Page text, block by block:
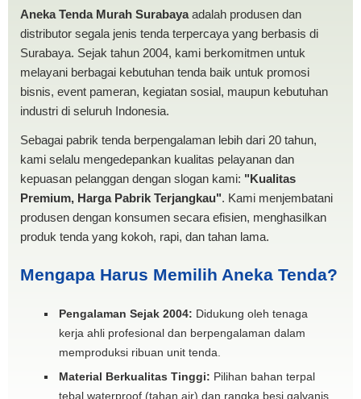
Aneka Tenda Murah Surabayaadalah produsen dan
distributor segala jenis tenda terpercaya yang berbasis di
Surabaya. Sejak tahun 2004, kami berkomitmen untuk
melayani berbagai kebutuhan tenda baik untuk promosi
bisnis, event pameran, kegiatan sosial, maupun kebutuhan
industri di seluruh Indonesia.
Sebagai pabrik tenda berpengalaman lebih dari 20 tahun,
kami selalu mengedepankan kualitas pelayanan dan
kepuasan pelanggan dengan slogan kami: "Kualitas
Premium, Harga Pabrik Terjangkau". Kami menjembatani
produsen dengan konsumen secara efisien, menghasilkan
produk tenda yang kokoh, rapi, dan tahan lama.
Mengapa Harus Memilih Aneka Tenda?
Pengalaman Sejak 2004: Didukung oleh tenaga
kerja ahli profesional dan berpengalaman dalam
memproduksi ribuan unit tenda.
Material Berkualitas Tinggi: Pilihan bahan terpal
tebal waterproof (tahan air) dan rangka besi galvanis